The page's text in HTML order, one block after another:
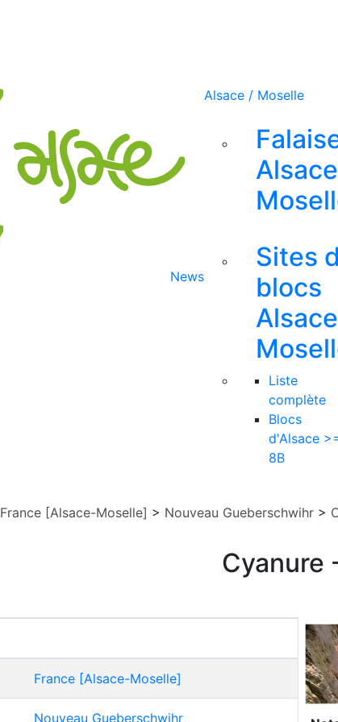
News
Alsace / Moselle
Sites
blocs
Liste
complète
Blocs
d'Alsace
8B
France [Alsace-Moselle] > Nouveau Gueberschwihr >
Cyanure
France [Alsace-Moselle]
Nouveau Gueberschwihr